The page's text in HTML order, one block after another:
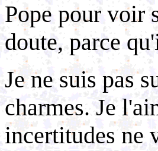
Pope pour voir
doute, parce
Je ne suis pas
charmes. Je
incertitudes ne